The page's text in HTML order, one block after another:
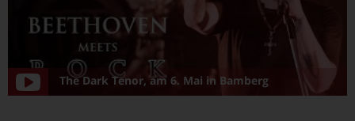
The Dark Tenor, am 6. Mai in Bamberg